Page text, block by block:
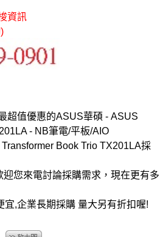
資訊
超值優惠的ASUS華碩 - ASUS
- NB筆電/平板/AIO
Book Trio TX201LA採
您來電討論採購需求，現在更有多
,企業長期採購 量大另有折扣喔!